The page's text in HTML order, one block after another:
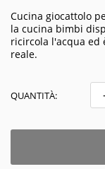
Cucina giocattolo
la cucina bimbi
ricircola l'acqua
reale.
QUANTITÀ: